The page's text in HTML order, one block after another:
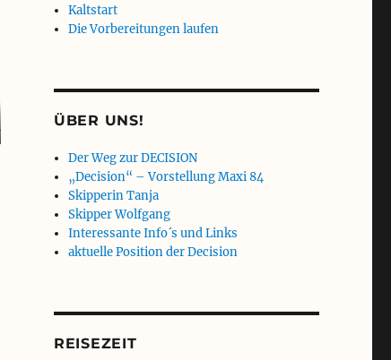
Kaltstart
Die Vorbereitungen laufen
ÜBER UNS!
Der Weg zur DECISION
„Decision“ – Vorstellung Maxi 84
Skipperin Tanja
Skipper Wolfgang
Interessante Info´s und Links
aktuelle Position der Decision
REISEZEIT